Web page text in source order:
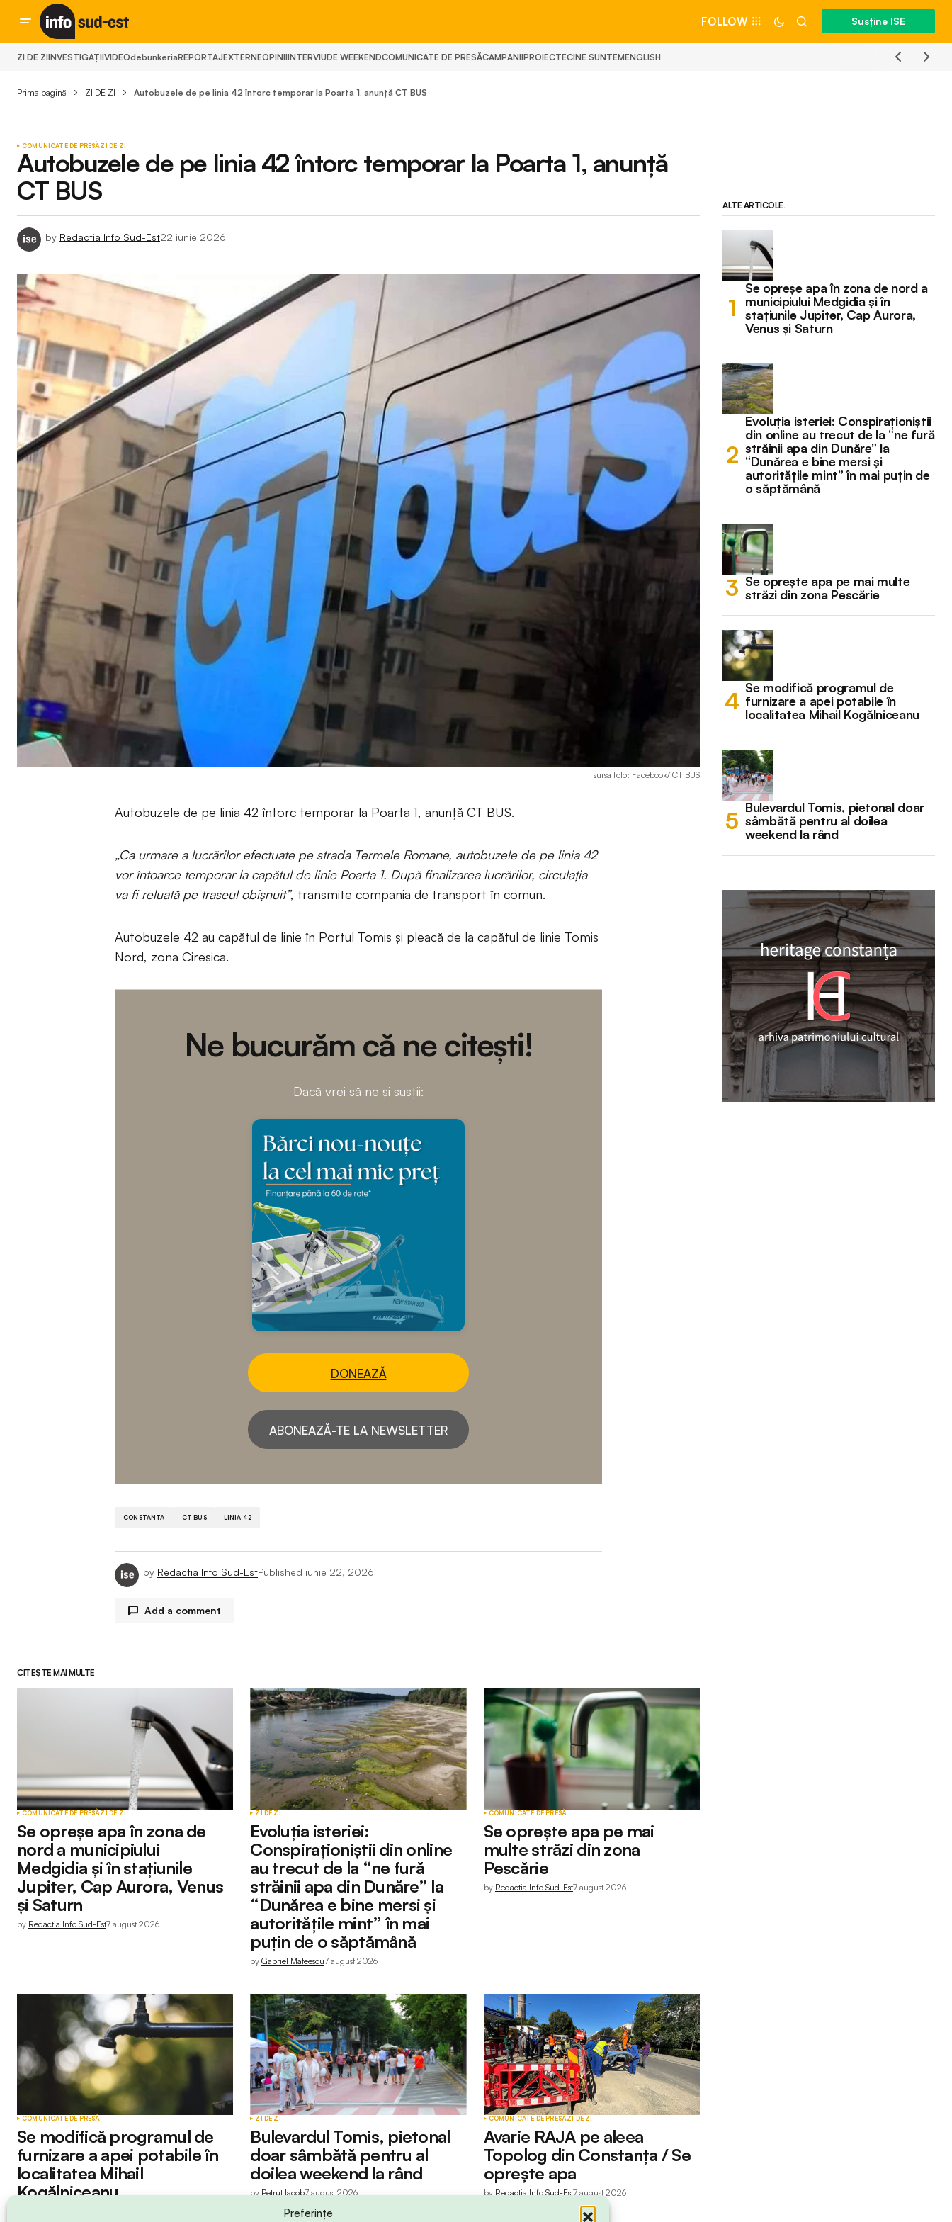
Preferințe
FOLLOW Susține ISE
ZI DE ZIINVESTIGAȚIIVIDEOdebunkeriaREPORTAJEXTERNEOPINIIINTERVIUDE WEEKENDCOMUNICATE DE PRESĂCAMPANIIPROIECTECINE SUNTEMENGLISH
Prima pagină ZI DE ZI Autobuzele de pe linia 42 întorc temporar la Poarta 1, anunță CT BUS
COMUNICATE DE PRESĂZI DE ZI
Autobuzele de pe linia 42 întorc temporar la Poarta 1, anunță
CT BUS
by Redactia Info Sud-Est22 iunie 2026
sursa foto: Facebook/ CT BUS
Autobuzele de pe linia 42 întorc temporar la Poarta 1, anunță CT BUS.
„Ca urmare a lucrărilor efectuate pe strada Termele Romane, autobuzele de pe linia 42
vor întoarce temporar la capătul de linie Poarta 1. După finalizarea lucrărilor, circulația
va fi reluată pe traseul obișnuit”, transmite compania de transport în comun.
Autobuzele 42 au capătul de linie în Portul Tomis și pleacă de la capătul de linie Tomis
Nord, zona Cireșica.
Ne bucurăm că ne citești!
Dacă vrei să ne și susții:
DONEAZĂ
ABONEAZĂ-TE LA NEWSLETTER
CONSTANTA CT BUS LINIA 42
by Redactia Info Sud-EstPublished iunie 22, 2026
Add a comment
Comment
Your Name* Your E-mail*
Submit Comment
CITEȘTE MAI MULTE
COMUNICATE DE PRESĂZI DE ZI
Se opreșe apa în zona de
nord a municipiului
Medgidia și în stațiunile
Jupiter, Cap Aurora, Venus
și Saturn
by Redactia Info Sud-Est7 august 2026
ZI DE ZI
Evoluția isteriei:
Conspiraționiștii din online
au trecut de la “ne fură
străinii apa din Dunăre” la
“Dunărea e bine mersi și
autoritățile mint” în mai
puțin de o săptămână
by Gabriel Mateescu7 august 2026
COMUNICATE DE PRESĂ
Se oprește apa pe mai
multe străzi din zona
Pescărie
by Redactia Info Sud-Est7 august 2026
COMUNICATE DE PRESĂ
Se modifică programul de
furnizare a apei potabile în
localitatea Mihail
Kogălniceanu
ZI DE ZI
Bulevardul Tomis, pietonal
doar sâmbătă pentru al
doilea weekend la rând
by Petruț Iacob7 august 2026
COMUNICATE DE PRESĂZI DE ZI
Avarie RAJA pe aleea
Topolog din Constanța / Se
oprește apa
by Redactia Info Sud-Est7 august 2026
ALTE ARTICOLE...
Se opreșe apa în zona de nord a
municipiului Medgidia și în
stațiunile Jupiter, Cap Aurora,
Venus și Saturn
Evoluția isteriei: Conspiraționiștii
din online au trecut de la “ne fură
străinii apa din Dunăre” la
“Dunărea e bine mersi și
autoritățile mint” în mai puțin de
o săptămână
Se oprește apa pe mai multe
străzi din zona Pescărie
Se modifică programul de
furnizare a apei potabile în
localitatea Mihail Kogălniceanu
Bulevardul Tomis, pietonal doar
sâmbătă pentru al doilea
weekend la rând